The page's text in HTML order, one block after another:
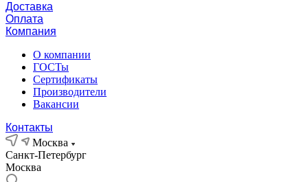
Доставка
Оплата
Компания
О компании
ГОСТы
Сертификаты
Производители
Вакансии
Контакты
Москва
Санкт-Петербург
Москва